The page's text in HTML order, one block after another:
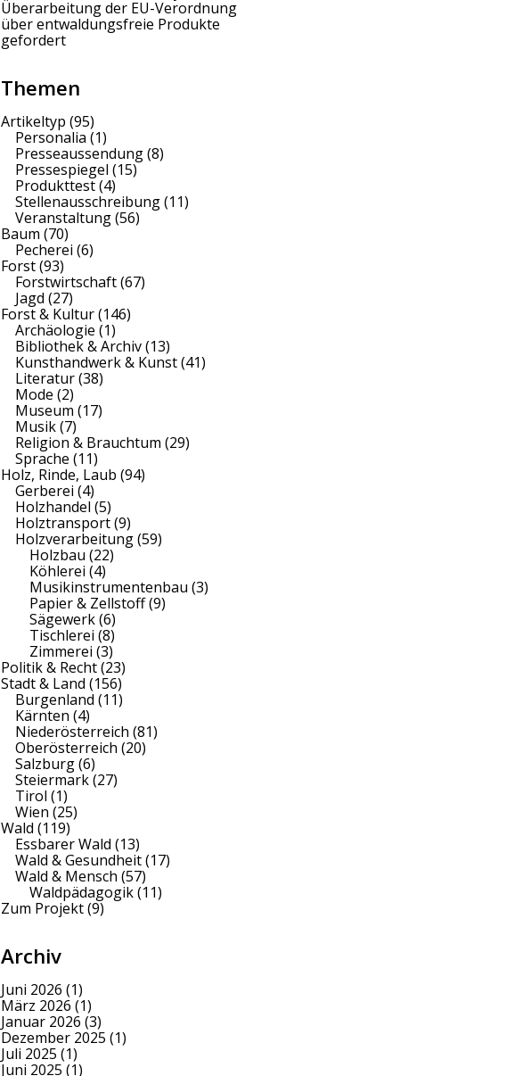
Überarbeitung der EU-Verordnung
über entwaldungsfreie Produkte
gefordert
Themen
Artikeltyp (95)
Personalia (1)
Presseaussendung(8)
Pressespiegel (15)
Produkttest(4)
Stellenausschreibung(11)
Veranstaltung(56)
Baum (70)
Pecherei (6)
Forst(93)
Forstwirtschaft(67)
Jagd (27)
Forst & Kultur(146)
Archäologie (1)
Bibliothek & Archiv(13)
Kunsthandwerk & Kunst(41)
Literatur(38)
Mode (2)
Museum (17)
Musik(7)
Religion & Brauchtum (29)
Sprache (11)
Holz, Rinde, Laub (94)
Gerberei (4)
Holzhandel (5)
Holztransport(9)
Holzverarbeitung(59)
Holzbau (22)
Köhlerei (4)
Musikinstrumentenbau (3)
Papier & Zellstoff(9)
Sägewerk(6)
Tischlerei (8)
Zimmerei (3)
Politik & Recht(23)
Stadt & Land (156)
Burgenland (11)
Kärnten (4)
Niederösterreich (81)
Oberösterreich (20)
Salzburg(6)
Steiermark(27)
Tirol (1)
Wien (25)
Wald (119)
Essbarer Wald (13)
Wald & Gesundheit(17)
Wald & Mensch (57)
Waldpädagogik(11)
Zum Projekt(9)
Archiv
Juni 2026 (1)
März 2026 (1)
Januar 2026 (3)
Dezember 2025 (1)
Juli 2025 (1)
Juni 2025 (1)